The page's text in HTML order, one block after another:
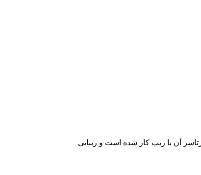
آن با زیپ کار شده است و زیبایی